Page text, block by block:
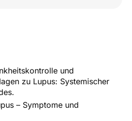
und
zu Lupus: Systemischer
– Symptome und